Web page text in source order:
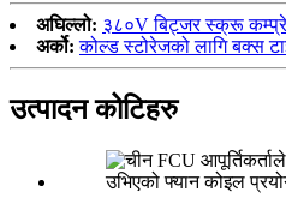
अघिल्लो: ३८०V बिट्जर स्क्रू
अर्को: कोल्ड स्टोरेजको लागि बक्स
उत्पादन कोटिहरु